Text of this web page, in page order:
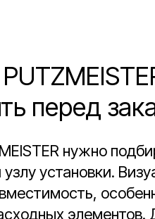
перед
нужно
установки.
элементов.